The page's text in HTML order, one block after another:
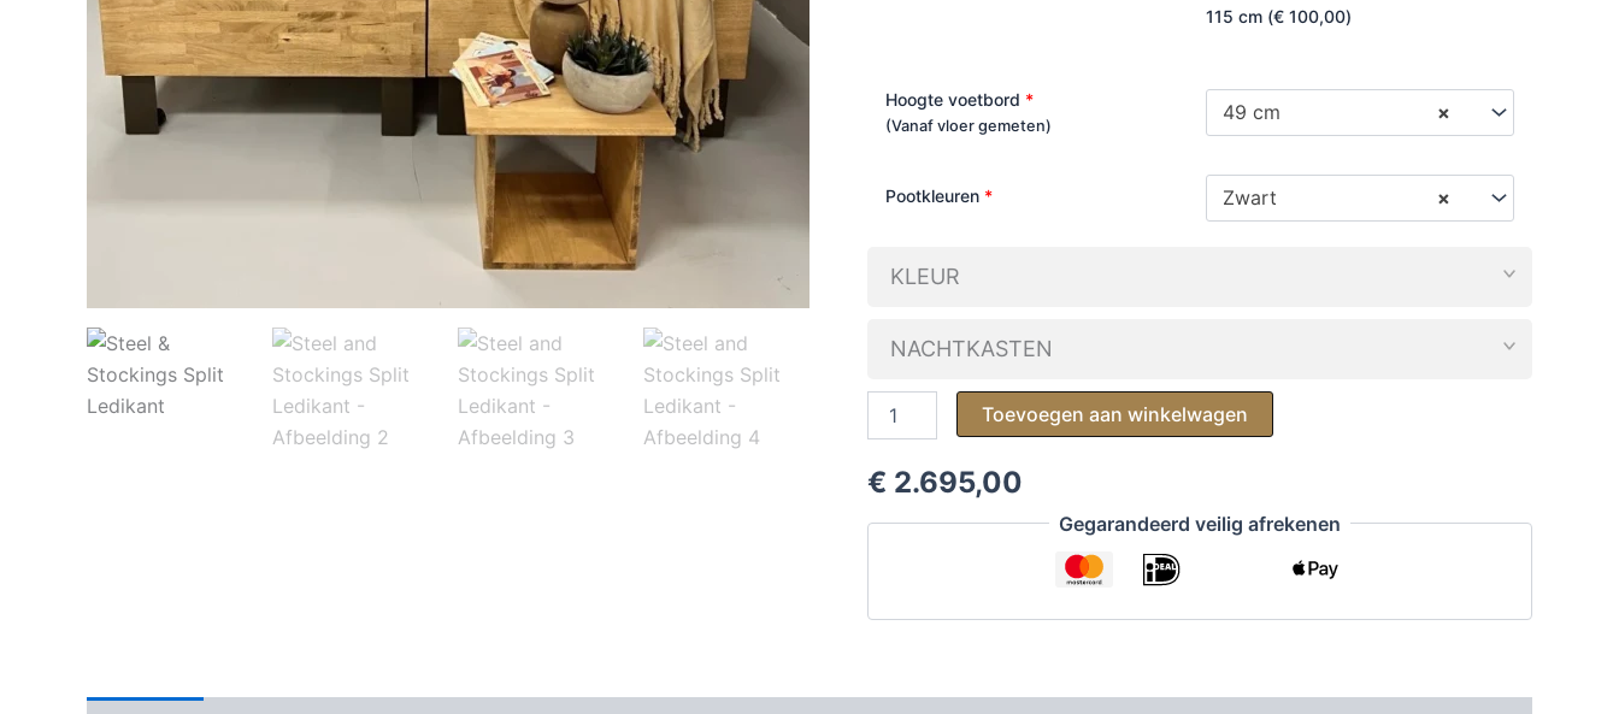
115 cm (€ 100,00)
Hoogte voetbord *
(Vanaf vloer gemeten)
×
49 cm
Pootkleuren * ×
Zwart
KLEUR
NACHTKASTEN
and
Split
Ledikant
aantal
Toevoegen aan winkelwagen
€ 2.695,00
Gegarandeerd veilig afrekenen